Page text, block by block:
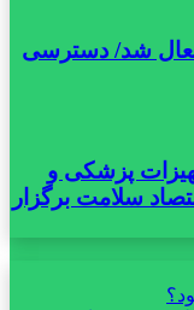
شد/ دسترسی
پزشکی و
سلامت برگزار